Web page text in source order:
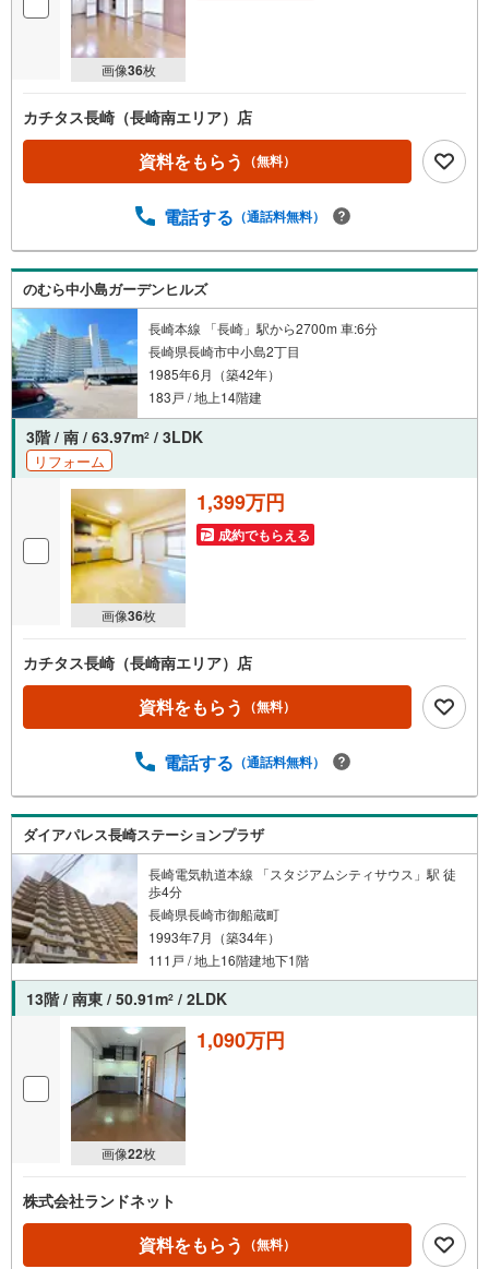
画像36枚
カチタス長崎（長崎南エリア）店
資料をもらう （無料）
電話する （通話料無料）
のむら中小島ガーデンヒルズ
長崎本線 「長崎」駅から2700m 車:6分
長崎県長崎市中小島2丁目
1985年6月（築42年）
183戸 / 地上14階建
3階 / 南 / 63.97m2 / 3LDK
リフォーム
画像36枚
1,399万円
成約でもらえる
カチタス長崎（長崎南エリア）店
資料をもらう （無料）
電話する （通話料無料）
ダイアパレス長崎ステーションプラザ
長崎電気軌道本線 「スタジアムシティサウス」駅 徒
歩4分
長崎県長崎市御船蔵町
1993年7月（築34年）
111戸 / 地上16階建地下1階
13階 / 南東 / 50.91m2 / 2LDK
画像22枚
1,090万円
株式会社ランドネット
資料をもらう （無料）